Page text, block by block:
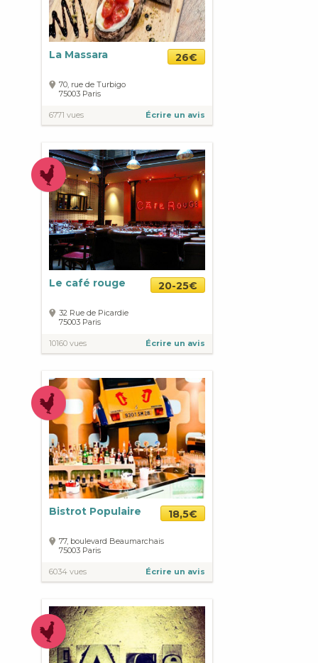
La Massara 26€
70, rue de Turbigo
75003 Paris
6771 vues Écrire un avis
Le café rouge 20-25€
32 Rue de Picardie
75003 Paris
10160 vues Écrire un avis
Bistrot Populaire 18,5€
77, boulevard Beaumarchais
75003 Paris
6034 vues Écrire un avis